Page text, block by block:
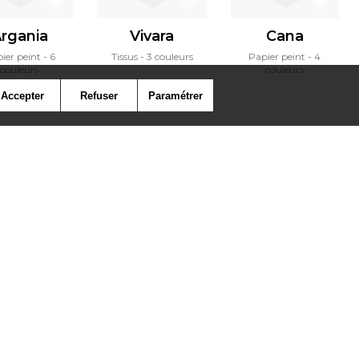
peint
6
couleurs
Vivara
Tissus 3 couleurs
Cana
Papier peint
4
couleurs
Accepter Refuser Paramétrer